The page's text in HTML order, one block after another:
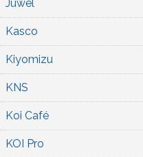
Juwel
Kasco
Kiyomizu
KNS
Koi Café
KOI Pro